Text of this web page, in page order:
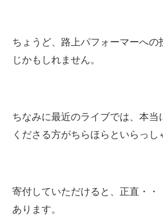
ちょうど、路上パフォーマーへの
じかもしれません。
ちなみに最近のライブでは、本当
くださる方がちらほらといらっし
寄付していただけると、正直・・
あります。